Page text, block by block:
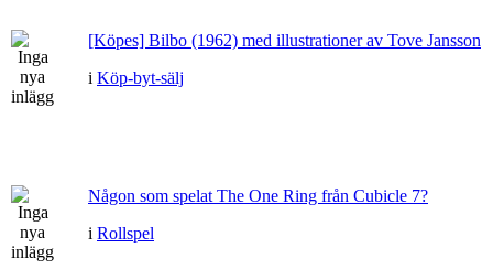
[Köpes] Bilbo (1962) med illustrationer av Tove Jansson
i Köp-byt-sälj
Någon som spelat The One Ring från Cubicle 7?
i Rollspel